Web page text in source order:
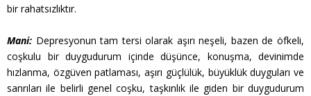
bir rahatsızlıktır.
Mani: Depresyonun tam tersi olarak aşırı neşeli, bazen de öfkeli,
coşkulu bir duygudurum içinde düşünce, konuşma, devinimde
hızlanma, özgüven patlaması, aşırı güçlülük, büyüklük duyguları ve
sanrıları ile belirli genel coşku, taşkınlık ile giden bir duygudurum